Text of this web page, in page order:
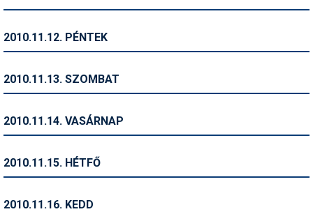
Sífelszerelés
Símánia
2010.11.12. PÉNTEK
2010.11.13. SZOMBAT
2010.11.14. VASÁRNAP
2010.11.15. HÉTFŐ
2010.11.16. KEDD